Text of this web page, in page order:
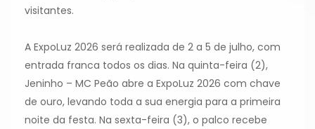
visitantes.
A ExpoLuz 2026 será realizada de 2 a 5 de julho, com
entrada franca todos os dias. Na quinta-feira (2),
Jeninho – MC Peão abre a ExpoLuz 2026 com chave
de ouro, levando toda a sua energia para a primeira
noite da festa. Na sexta-feira (3), o palco recebe